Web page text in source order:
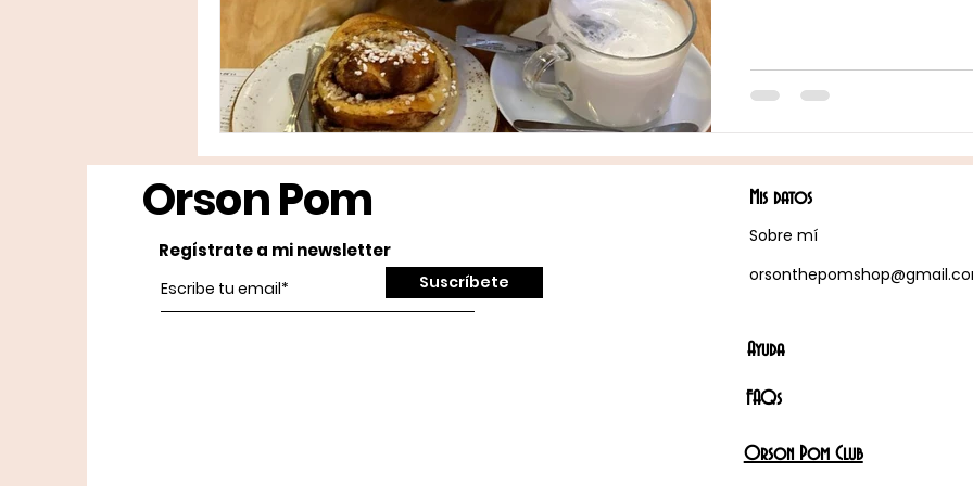
Orson Pom
Regístrate a mi newsletter
Suscríbete
Mis datos
Sobre mí
Ayuda
FAQs
Orson Pom Club